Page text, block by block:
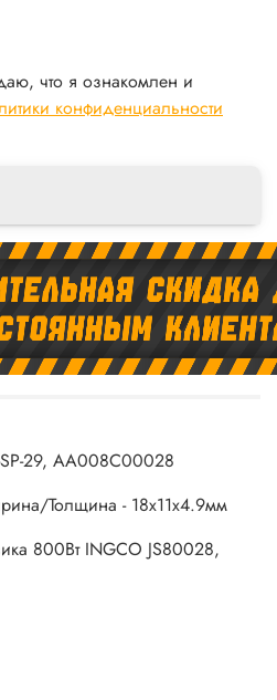
что я ознакомлен и
конфиденциальности
29, AA008C00028
Толщина - 18х11х4.9мм
800Вт INGCO JS80028,